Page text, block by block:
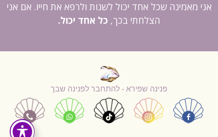
אני מאמינה שכל אחד יכול לשנות ולרפא את חייו. אם אני
הצלחתי בכך, כל אחד יכול.
פנינה שפירא - להתחבר לפנינה שבך